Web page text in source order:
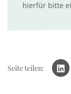
hierfür bitte
Seite teilen: